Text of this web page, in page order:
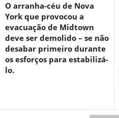
O arranha-céu de Nova
York que provocou a
evacuação de Midtown
deve ser demolido – se não
desabar primeiro durante
os esforços para estabilizá-
lo.